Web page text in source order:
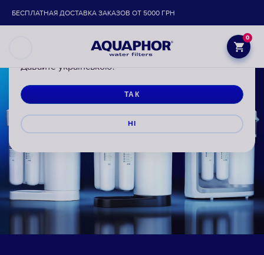
Давайте українською?
ТАК
НІ
0
БЕСПЛАТНАЯ ДОСТАВКА ЗАКАЗОВ ОТ 5000 ГРН